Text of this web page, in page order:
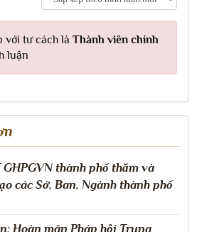
với tư cách là Thành viên chính
luận
thành phố thăm và
các Sở, Ban, Ngành thành phố
Hoàn mãn Pháp hội Trung